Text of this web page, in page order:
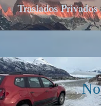
Traslados